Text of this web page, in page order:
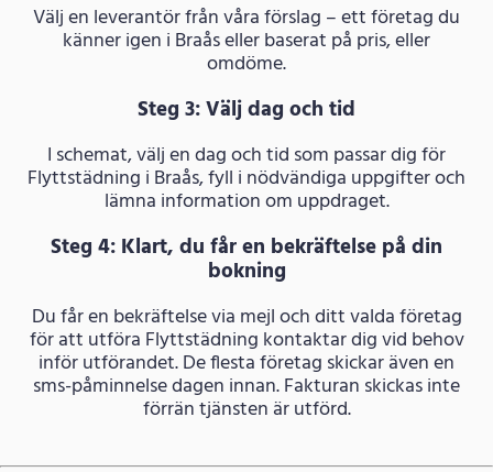
Välj en leverantör från våra förslag – ett företag du
känner igen i Braås eller baserat på pris, eller
omdöme.
Steg 3: Välj dag och tid
I schemat, välj en dag och tid som passar dig för
Flyttstädning i Braås, fyll i nödvändiga uppgifter och
lämna information om uppdraget.
Steg 4: Klart, du får en bekräftelse på din
bokning
Du får en bekräftelse via mejl och ditt valda företag
för att utföra Flyttstädning kontaktar dig vid behov
inför utförandet. De flesta företag skickar även en
sms-påminnelse dagen innan. Fakturan skickas inte
förrän tjänsten är utförd.